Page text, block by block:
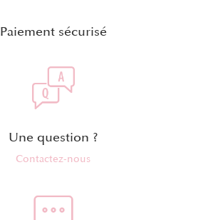
Paiement sécurisé
Une question ?
Contactez-nous